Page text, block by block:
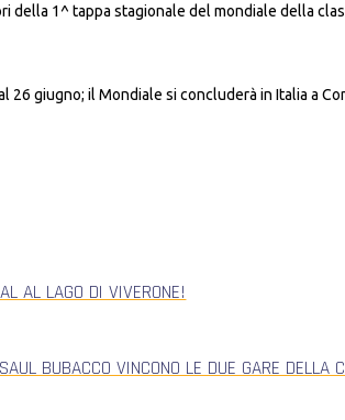
della 1^ tappa stagionale del mondiale della
giugno; il Mondiale si concluderà in Italia a
AL LAGO DI VIVERONE!
BUBACCO VINCONO LE DUE GARE DELLA